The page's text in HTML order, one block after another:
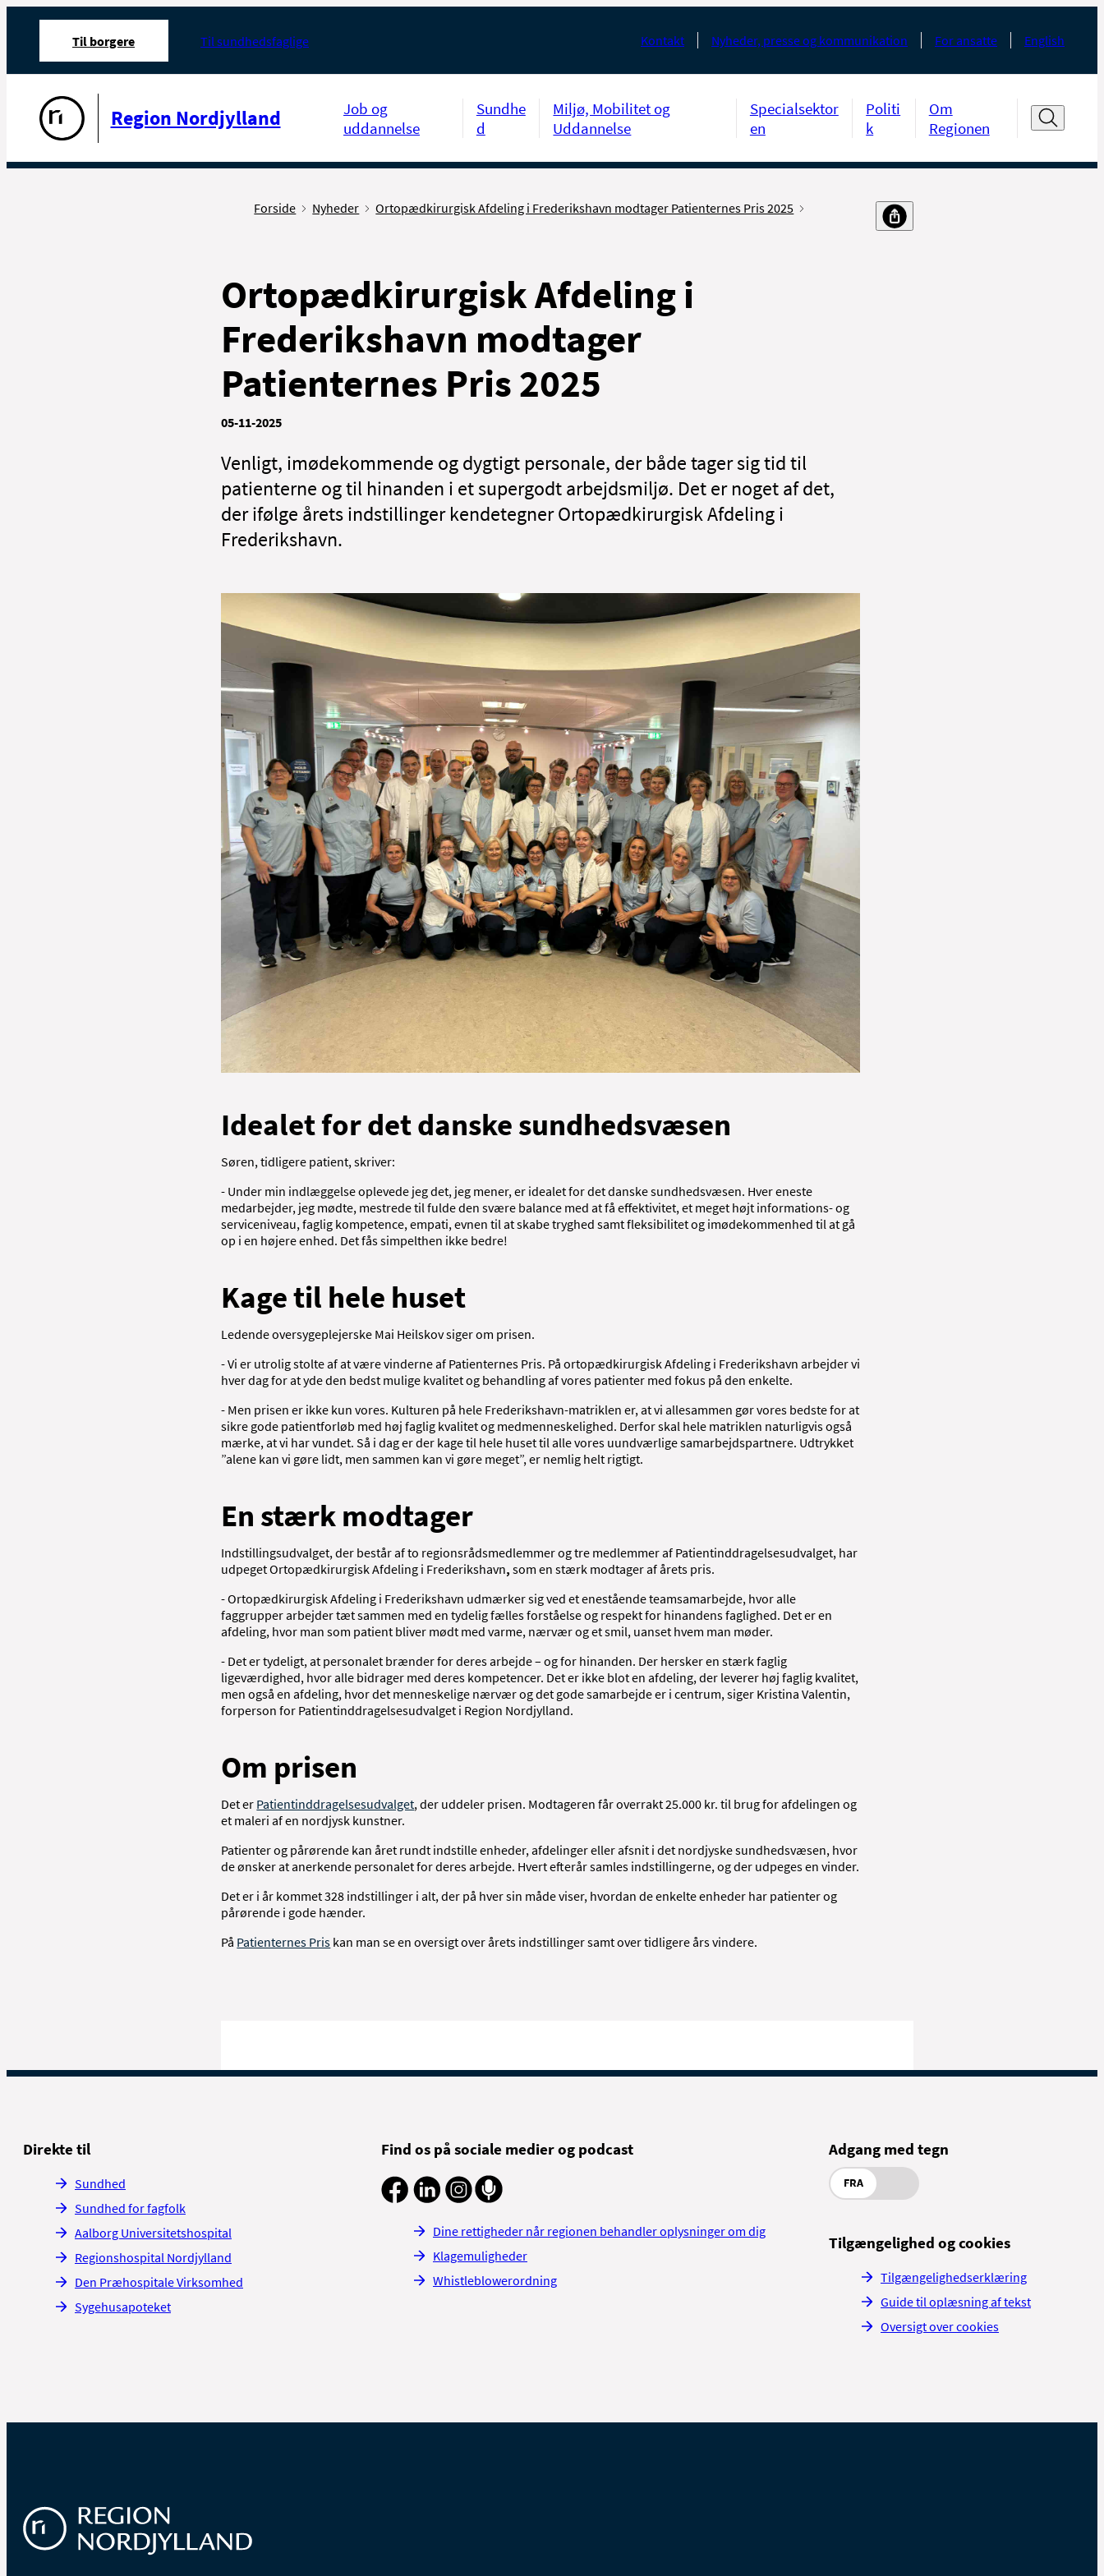
Til borgere Til sundhedsfaglige Kontakt Nyheder, presse og kommunikation For ansatte English
Region Nordjylland
Job og
uddannelse
Sundhe
d
Miljø, Mobilitet og
Uddannelse
Specialsektor
en
Politi
k
Om
Regionen
Forside Nyheder Ortopædkirurgisk Afdeling i Frederikshavn modtager Patienternes Pris 2025
Ortopædkirurgisk Afdeling i
Frederikshavn modtager
Patienternes Pris 2025
05-11-2025
Venligt, imødekommende og dygtigt personale, der både tager sig tid til
patienterne og til hinanden i et supergodt arbejdsmiljø. Det er noget af det,
der ifølge årets indstillinger kendetegner Ortopædkirurgisk Afdeling i
Frederikshavn.
Idealet for det danske sundhedsvæsen
Søren, tidligere patient, skriver:
- Under min indlæggelse oplevede jeg det, jeg mener, er idealet for det danske sundhedsvæsen. Hver eneste
medarbejder, jeg mødte, mestrede til fulde den svære balance med at få effektivitet, et meget højt informations- og
serviceniveau, faglig kompetence, empati, evnen til at skabe tryghed samt fleksibilitet og imødekommenhed til at gå
op i en højere enhed. Det fås simpelthen ikke bedre!
Kage til hele huset
Ledende oversygeplejerske Mai Heilskov siger om prisen.
- Vi er utrolig stolte af at være vinderne af Patienternes Pris. På ortopædkirurgisk Afdeling i Frederikshavn arbejder vi
hver dag for at yde den bedst mulige kvalitet og behandling af vores patienter med fokus på den enkelte.
- Men prisen er ikke kun vores. Kulturen på hele Frederikshavn-matriklen er, at vi allesammen gør vores bedste for at
sikre gode patientforløb med høj faglig kvalitet og medmenneskelighed. Derfor skal hele matriklen naturligvis også
mærke, at vi har vundet. Så i dag er der kage til hele huset til alle vores uundværlige samarbejdspartnere. Udtrykket
”alene kan vi gøre lidt, men sammen kan vi gøre meget”, er nemlig helt rigtigt.
En stærk modtager
Indstillingsudvalget, der består af to regionsrådsmedlemmer og tre medlemmer af Patientinddragelsesudvalget, har
udpeget Ortopædkirurgisk Afdeling i Frederikshavn, som en stærk modtager af årets pris.
- Ortopædkirurgisk Afdeling i Frederikshavn udmærker sig ved et enestående teamsamarbejde, hvor alle
faggrupper arbejder tæt sammen med en tydelig fælles forståelse og respekt for hinandens faglighed. Det er en
afdeling, hvor man som patient bliver mødt med varme, nærvær og et smil, uanset hvem man møder.
- Det er tydeligt, at personalet brænder for deres arbejde – og for hinanden. Der hersker en stærk faglig
ligeværdighed, hvor alle bidrager med deres kompetencer. Det er ikke blot en afdeling, der leverer høj faglig kvalitet,
men også en afdeling, hvor det menneskelige nærvær og det gode samarbejde er i centrum, siger Kristina Valentin,
forperson for Patientinddragelsesudvalget i Region Nordjylland.
Om prisen
Det er Patientinddragelsesudvalget, der uddeler prisen. Modtageren får overrakt 25.000 kr. til brug for afdelingen og
et maleri af en nordjysk kunstner.
Patienter og pårørende kan året rundt indstille enheder, afdelinger eller afsnit i det nordjyske sundhedsvæsen, hvor
de ønsker at anerkende personalet for deres arbejde. Hvert efterår samles indstillingerne, og der udpeges en vinder.
Det er i år kommet 328 indstillinger i alt, der på hver sin måde viser, hvordan de enkelte enheder har patienter og
pårørende i gode hænder.
På Patienternes Pris kan man se en oversigt over årets indstillinger samt over tidligere års vindere.
Direkte til
Sundhed
Sundhed for fagfolk
Aalborg Universitetshospital
Regionshospital Nordjylland
Den Præhospitale Virksomhed
Sygehusapoteket
Find os på sociale medier og podcast
Dine rettigheder når regionen behandler oplysninger om dig
Klagemuligheder
Whistleblowerordning
Adgang med tegn
FRA
Tilgængelighed og cookies
Tilgængelighedserklæring
Guide til oplæsning af tekst
Oversigt over cookies